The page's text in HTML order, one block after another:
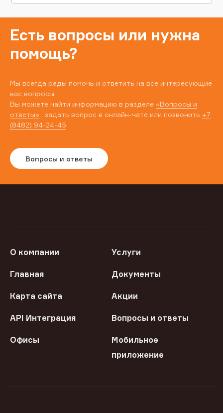
Есть вопросы или нужна
помощь?
Мы всегда рады помочь и ответить на все интересующие
вас вопросы.
Вы можете найти информацию в разделе «Вопросы и
ответы» , задать вопрос в онлайн-чате или позвонить +7
(8482) 94-24-45
Вопросы и ответы
О компании Услуги
Главная Документы
Карта сайта Акции
API Интеграция Вопросы и ответы
Офисы
Мобильное
приложение